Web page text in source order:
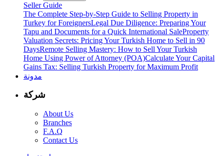
Seller Guide
The Complete Step-by-Step Guide to Selling Property in
Turkey for ForeignersLegal Due Diligence: Preparing Your
Tapu and Documents for a Quick International SaleProperty
Valuation Secrets: Pricing Your Turkish Home to Sell in 90
DaysRemote Selling Mastery: How to Sell Your Turkish
Home Using Power of Attorney (POA)Calculate Your Capital
Gains Tax: Selling Turkish Property for Maximum Profit
مدونة
شركة
About Us
Branches
F.A.Q
Contact Us